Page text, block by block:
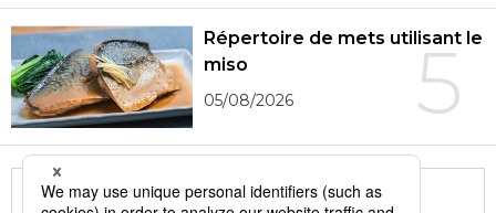
5
Répertoire de mets utilisant le
miso
05/08/2026
More in this series